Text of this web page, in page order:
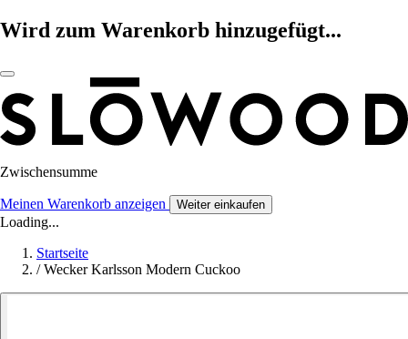
Wird zum Warenkorb hinzugefügt...
Zwischensumme
Meinen Warenkorb anzeigen Weiter einkaufen
Loading...
Startseite
/ Wecker Karlsson Modern Cuckoo